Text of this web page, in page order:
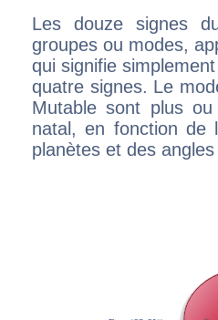
Les douze signes
groupes ou modes,
qui signifie
quatre signes. Le
Mutable sont plus
natal, en fonction de
planètes et des